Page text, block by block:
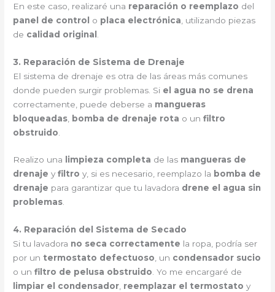
En este caso, realizaré una reparación o reemplazo del
panel de control
o placa electrónica , utilizando piezas
de calidad original
3. Reparación de Sistema de Drenaje
El sistema de drenaje es otra de las áreas más comunes
donde pueden surgir problemas. Si el agua no se drena
correctamente, puede deberse a mangueras
bloqueadas bomba de drenaje rota o unfiltro
obstruido
Realizo una limpieza completa de las mangueras de
drenaje yfiltro y, si es necesario, reemplazo la bomba de
drenaje para garantizar que tu lavadora drene el agua sin
problemas.
4. Reparación del Sistema de Secado
Si tu lavadora no seca correctamente la ropa, podría ser
por un termostato defectuoso, un condensador sucio
o unfiltro de pelusa obstruido. Yo me encargaré de
limpiar el condensador, reemplazar el termostato y